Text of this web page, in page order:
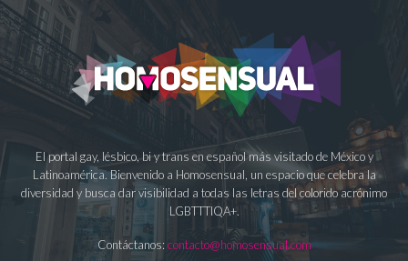
El portal gay, lésbico, bi y trans en español más visitado de México y
Latinoamérica. Bienvenido a Homosensual, un espacio que celebra la
diversidad y busca dar visibilidad a todas las letras del colorido acrónimo
LGBTTTIQA+.
Contáctanos: contacto@homosensual.com